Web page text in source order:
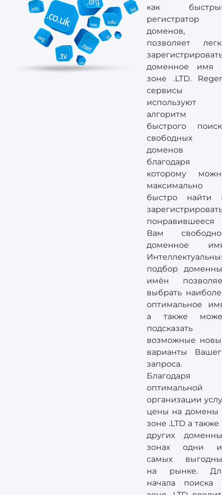
как
регистратор
доменов,
позволяет
доменное имя
зоне .LTD.
сервисы
используют
алгоритм
быстрого
свободных
доменов
благодаря
которому
максимально
быстро найти
понравившееся
Вам
доменное
подбор
имён
выбрать
оптимальное
а также
подсказать
возможные
варианты
запроса.
Благодаря
оптимальной
организации
цены на домены
зоне .LTD а также
других
зонах одни
самых
на рынке.
начала поиска